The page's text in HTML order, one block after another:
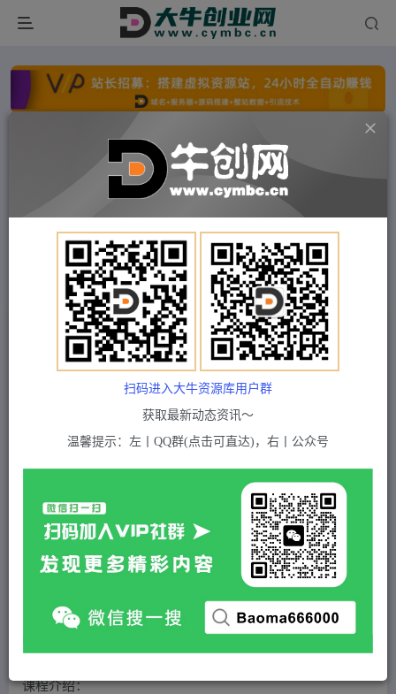
点击开通分站+ 每日收入300+
文字广告火爆招租 文字广告火爆招租
文字广告火爆招租
文字广告火爆招租 文字广告火爆招租
付费项目 冒泡网 正文
【设计猩爷】家居行业短视频起号策略，家居行业
非主流短视频策略课价值4980元
5 积分
黄金会员 2 超级会员(永久VIP) 免费
站长QQ：1970819299
付费资源
课程介绍：
扫码进入大牛资源库用户群
获取最新动态资讯～
温馨提示：左丨QQ群(点击可直达)，右丨公众号